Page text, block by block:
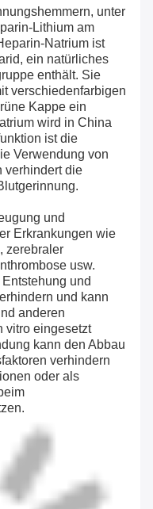
unter
Lithium am
Natrium ist
ein natürliches
enthält. Sie
verschiedenfarbigen
Kappe ein
wird in China
ist die
Verwendung von
verhindert die
und
Erkrankungen wie
zerebraler
usw.
und
und kann
anderen
vitro eingesetzt
kann den Abbau
verhindern
oder als